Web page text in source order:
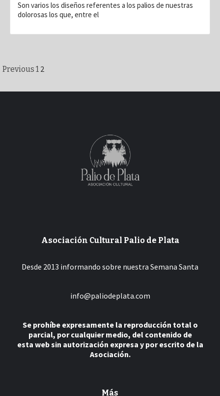
Son varios los diseños referentes a los palios de nuestras
dolorosas los que, entre el
Paginación
de
Previous 1 2
Asociación Cultural Palio de Plata
Desde 2013 informando sobre nuestra Semana Santa
info@paliodeplata.com
Se prohíbe expresamente la reproducción total o
parcial, por cualquier medio, del contenido de
esta web sin autorización expresa y por escrito de la
Asociación.
Más